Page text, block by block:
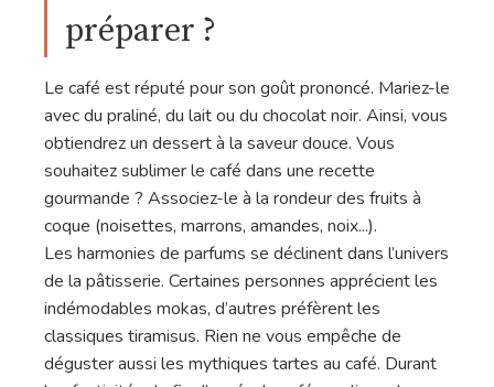
préparer ?
Le café est réputé pour son goût prononcé. Mariez-le
avec du praliné, du lait ou du chocolat noir. Ainsi, vous
obtiendrez un dessert à la saveur douce. Vous
souhaitez sublimer le café dans une recette
gourmande ? Associez-le à la rondeur des fruits à
coque (noisettes, marrons, amandes, noix...).
Les harmonies de parfums se déclinent dans l’univers
de la pâtisserie. Certaines personnes apprécient les
indémodables mokas, d’autres préfèrent les
classiques tiramisus. Rien ne vous empêche de
déguster aussi les mythiques tartes au café. Durant